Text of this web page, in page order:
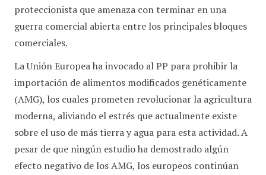
proteccionista que amenaza con terminar en una
guerra comercial abierta entre los principales bloques
comerciales.
La Unión Europea ha invocado al PP para prohibir la
importación de alimentos modificados genéticamente
(AMG), los cuales prometen revolucionar la agricultura
moderna, aliviando el estrés que actualmente existe
sobre el uso de más tierra y agua para esta actividad. A
pesar de que ningún estudio ha demostrado algún
efecto negativo de los AMG, los europeos continúan